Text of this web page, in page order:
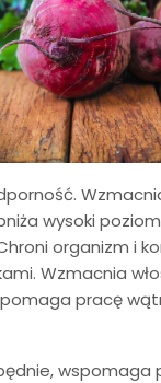
wysoki
organizm i
Wzmacnia
pracę
wspomaga